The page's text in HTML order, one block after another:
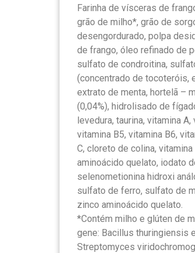
Farinha de vísceras de
grão de milho*, grão de
desengordurado, polpa
de frango, óleo refinado de
sulfato de condroitina,
(concentrado de tocoteróis,
extrato de menta, hortelã –
(0,04%), hidrolisado de
levedura, taurina, vitamina
vitamina B5, vitamina B6,
C, cloreto de colina,
aminoácido quelato, iodato
selenometionina hidroxi
sulfato de ferro, sulfato de
zinco aminoácido quelato.
*Contém milho e glúten de
gene: Bacillus thuringiensis
Streptomyces